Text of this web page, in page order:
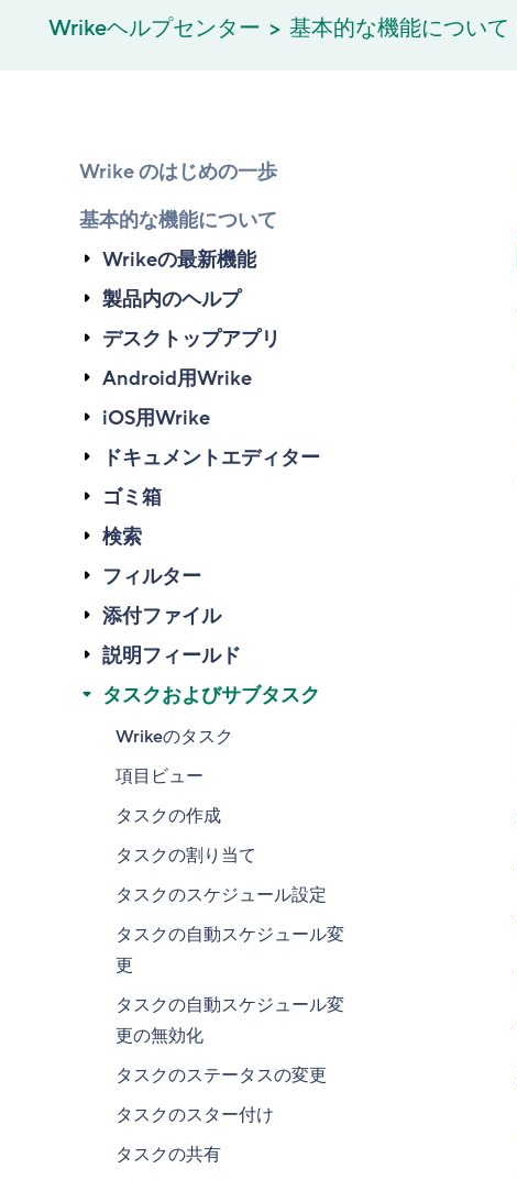
Wrikeヘルプセンター 基本的な機能について
Wrike のはじめの一歩
基本的な機能について
Wrikeの最新機能
製品内のヘルプ
デスクトップアプリ
Android用Wrike
iOS用Wrike
ドキュメントエディター
ゴミ箱
検索
フィルター
添付ファイル
説明フィールド
タスクおよびサブタスク
Wrikeのタスク
項目ビュー
タスクの作成
タスクの割り当て
タスクのスケジュール設定
タスクの自動スケジュール変
更
タスクの自動スケジュール変
更の無効化
タスクのステータスの変更
タスクのスター付け
タスクの共有